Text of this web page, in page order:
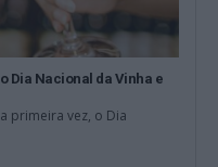
Dia Nacional da Vinha e
primeira vez, o Dia